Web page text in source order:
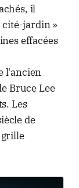
il
cité-jardin »
effacées
l'ancien
Bruce Lee
Les
de
grille